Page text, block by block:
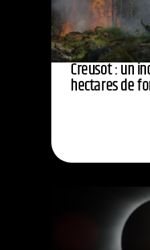
Creusot : un
hectares de